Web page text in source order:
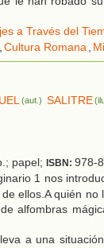
a Través del
,Cultura Romana,
(aut.) SALITRE
papel; ISBN: 978-
1 nos
ellos.A quién
alfombras
a una